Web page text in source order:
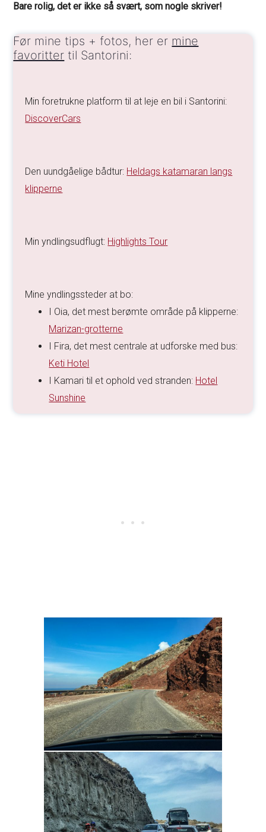
Bare rolig, det er ikke så svært, som nogle skriver!
Før mine tips + fotos, her er mine
favoritter til Santorini:
Min foretrukne platform til at leje en bil i Santorini:
DiscoverCars
Den uundgåelige bådtur: Heldags katamaran langs
klipperne
Min yndlingsudflugt: Highlights Tour
Mine yndlingssteder at bo:
I Oia, det mest berømte område på klipperne:
Marizan-grotterne
I Fira, det mest centrale at udforske med bus:
Keti Hotel
I Kamari til et ophold ved stranden: Hotel
Sunshine